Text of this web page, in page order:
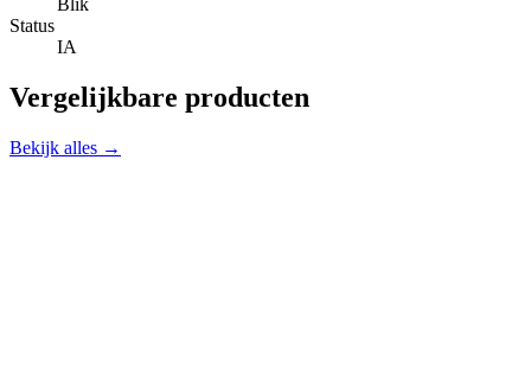
Blik
Status
IA
Vergelijkbare producten
Bekijk alles →